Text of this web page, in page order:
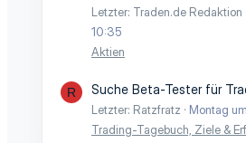
Letzter: Traden.de Redaktion
10:35
Aktien
R Suche Beta-Tester für
Letzter: Ratzfratz
Montag
Trading-Tagebuch, Ziele &